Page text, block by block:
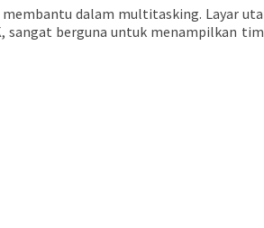
dalam multitasking. Layar
sangat berguna untuk menampilkan